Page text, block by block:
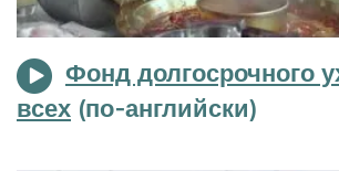
Фонд долгосрочного
всех